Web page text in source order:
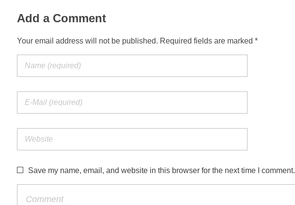
Add a Comment
Your email address will not be published. Required fields are marked *
Save my name, email, and website in this browser for the next time I comment.